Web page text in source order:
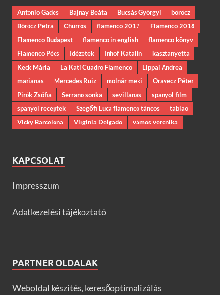
Antonio Gades Bajnay Beáta Bucsás Györgyi
böröcz
Böröcz Petra
Churros flamenco 2017
Flamenco 2018
Flamenco Budapest
flamenco in english
flamenco könyv
Flamenco Pécs
Idézetek Inhof Katalin
kasztanyetta
Keck Mária
La Kati Cuadro Flamenco
Lippai Andrea
marianas
Mercedes Ruiz molnár mexi
Oravecz Péter
Pirók Zsófia
Serrano sonka sevillanas
spanyol film
spanyol receptek
Szegőfi Luca flamenco táncos
tablao
Vicky Barcelona
Virginia Delgado vámos veronika
KAPCSOLAT
Impresszum
Adatkezelési tájékoztató
PARTNER OLDALAK
Weboldal készítés, keresőoptimalizálás